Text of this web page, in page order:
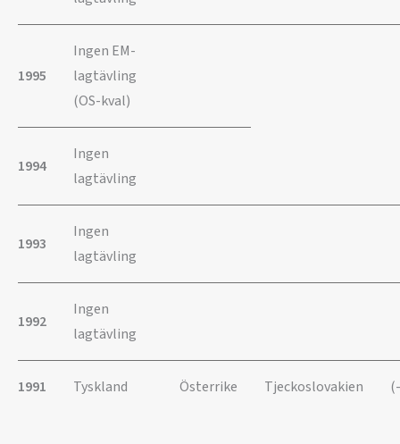
1995
Ingen EM-
lagtävling
(OS-kval)
1994
Ingen
lagtävling
1993
Ingen
lagtävling
1992
Ingen
lagtävling
1991 Tyskland Österrike Tjeckoslovakien